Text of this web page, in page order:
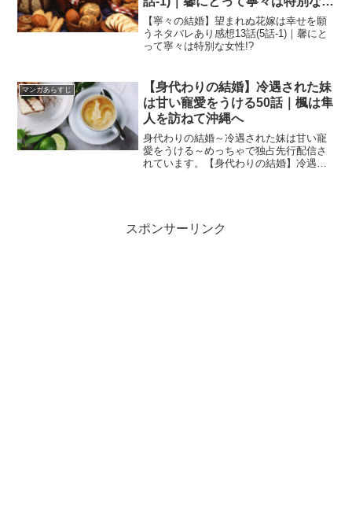
性!?
【寧々の結婚】望まれぬ花嫁は幸せを願
うネタバレあり感想13話(5話-1)｜馨にと
って寧々は特別な女性!?
マンガあらすじ
【身代わりの結婚】冷遇された妹
は甘い寵愛をうける50話｜楓は隼
人を訪ねて沖縄へ
身代わりの結婚～冷遇された妹は甘い寵
愛をうける～めっちゃで独占先行配信さ
れています。【身代わりの結婚】冷遇さ
スポンサーリンク